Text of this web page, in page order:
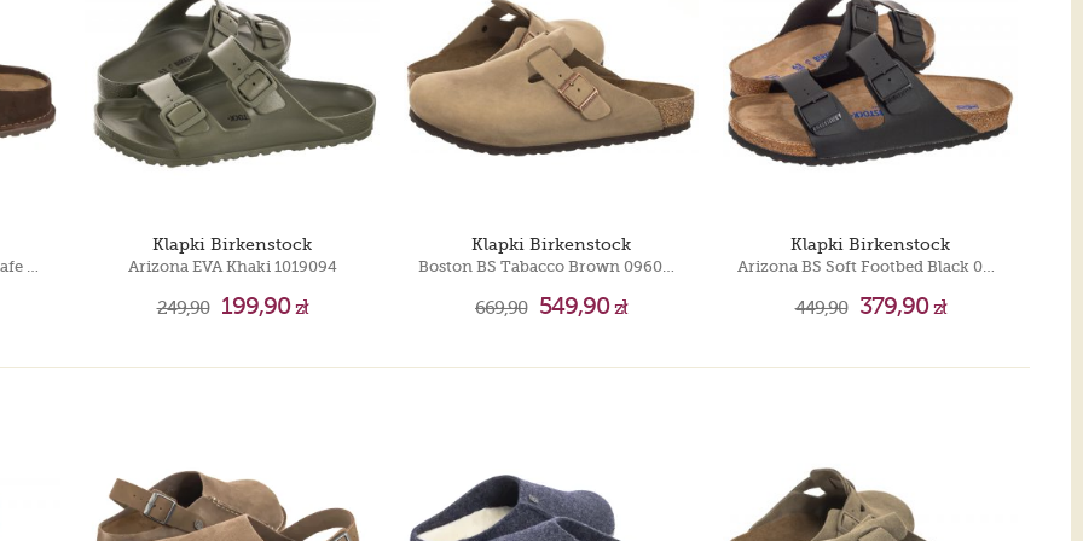
Timberland 6 IN
Puma Motorsport
Timberland 6 IN
Klapki Birkenstock
Arizona EVA Khaki 1019094
249,90 199,90zł
Klapki Birkenstock
669,90 549,90zł
Klapki Birkenstock
449,90 379,90zł